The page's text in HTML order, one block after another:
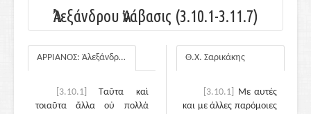
Ἀλεξάνδρου Ἀνάβασις (3.10.1-3.11.7)
ΑΡΡΙΑΝΟΣ: Ἀλεξάνδρου Ἀνάβασις
[3.10.1]
Ταῦτα καὶ
τοιαῦτα ἄλλα οὐ πολλὰ
Θ.Χ. Σαρικάκης
[3.10.1]
Με αυτές
και με άλλες παρόμοιες